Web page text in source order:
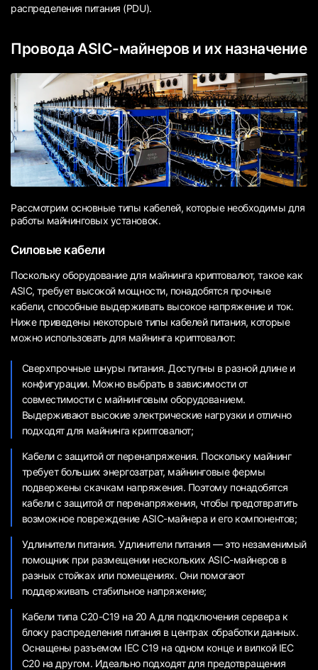
распределения питания (PDU).
Провода ASIC-майнеров и их назначение
Рассмотрим основные типы кабелей, которые необходимы для
работы майнинговых установок.
Силовые кабели
Поскольку оборудование для майнинга криптовалют, такое как
ASIC, требует высокой мощности, понадобятся прочные
кабели, способные выдерживать высокое напряжение и ток.
Ниже приведены некоторые типы кабелей питания, которые
можно использовать для майнинга криптовалют:
Сверхпрочные шнуры питания. Доступны в разной длине и
конфигурации. Можно выбрать в зависимости от
совместимости с майнинговым оборудованием.
Выдерживают высокие электрические нагрузки и отлично
подходят для майнинга криптовалют;
Кабели с защитой от перенапряжения. Поскольку майнинг
требует больших энергозатрат, майнинговые фермы
подвержены скачкам напряжения. Поэтому понадобятся
кабели с защитой от перенапряжения, чтобы предотвратить
возможное повреждение ASIC-майнера и его компонентов;
Удлинители питания. Удлинители питания — это незаменимый
помощник при размещении нескольких ASIC-майнеров в
разных стойках или помещениях. Они помогают
поддерживать стабильное напряжение;
Кабели типа C20-C19 на 20 А для подключения сервера к
блоку распределения питания в центрах обработки данных.
Оснащены разъемом IEC C19 на одном конце и вилкой IEC
C20 на другом. Идеально подходят для предотвращения